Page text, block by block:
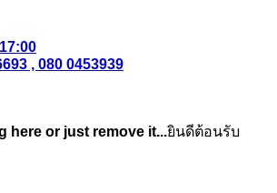
, 080 0453939
here or just remove it...ยินดีต้อนรับ